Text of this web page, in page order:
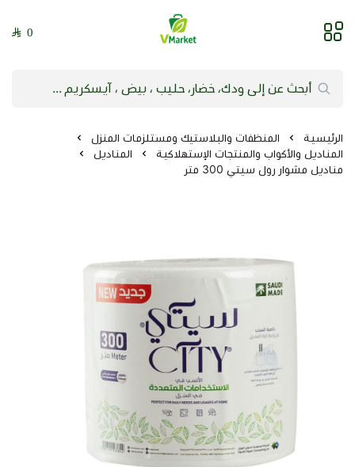
فيلج ماركت | VMarket
0
الرئيسية
المنظفات والبلاستيك ومستلزمات المنزل
المناديل والأكواب والمنتجات الإستهلاكية
المناديل
مناديل مشوار رول سيتي 300 متر